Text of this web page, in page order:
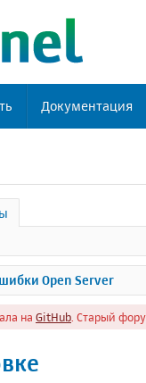
Документация
Open Server
на GitHub . Старый